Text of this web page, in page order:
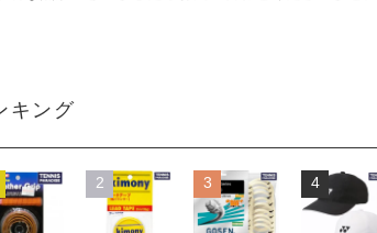
キング
2 3 4